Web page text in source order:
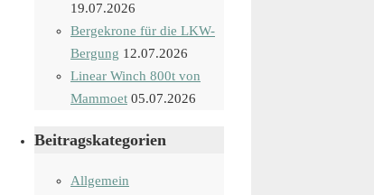
19.07.2026
Bergekrone für die LKW-
Bergung 12.07.2026
Linear Winch 800t von
Mammoet 05.07.2026
Beitragskategorien
Allgemein